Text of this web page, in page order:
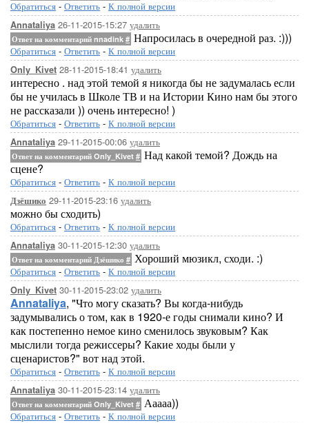
Обратиться - Ответить - К полной версии
Annataliya 26-11-2015-15:27 удалить
Ответ на комментарий nnadink # Напросилась в очередной раз. :)))
Обратиться - Ответить - К полной версии
Only_Kivet 28-11-2015-18:41 удалить
интересно . над этой темой я никогда бы не задумалась если
бы не училась в Школе ТВ и на Истории Кино нам бы этого
не рассказали )) очень интересно! )
Обратиться - Ответить - К полной версии
Annataliya 29-11-2015-00:06 удалить
Ответ на комментарий Only_Kivet # Над какой темой? Дождь на
сцене?
Обратиться - Ответить - К полной версии
Дзёшико 29-11-2015-23:16 удалить
можно бы сходить)
Обратиться - Ответить - К полной версии
Annataliya 30-11-2015-12:30 удалить
Ответ на комментарий Дзёшико # Хороший мюзикл, сходи. :)
Обратиться - Ответить - К полной версии
Only_Kivet 30-11-2015-23:02 удалить
Annataliya, "Что могу сказать? Вы когда-нибудь
задумывались о том, как в 1920-е годы снимали кино? И
как постепенно немое кино сменилось звуковым? Как
мыслили тогда режиссеры? Какие ходы были у
сценаристов?" вот над этой.
Обратиться - Ответить - К полной версии
Annataliya 30-11-2015-23:14 удалить
Ответ на комментарий Only_Kivet # Ааааа))
Обратиться - Ответить - К полной версии